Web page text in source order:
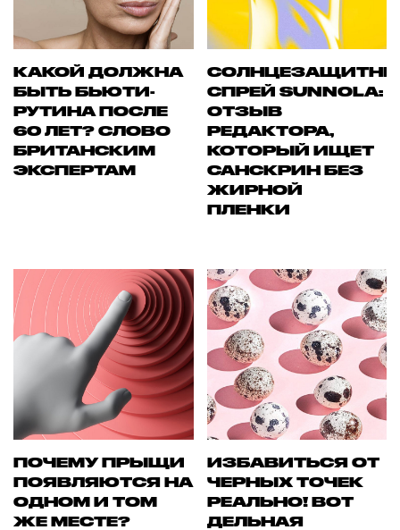
КАКОЙ ДОЛЖНА
БЫТЬ БЬЮТИ-
РУТИНА ПОСЛЕ
60 ЛЕТ? СЛОВО
БРИТАНСКИМ
ЭКСПЕРТАМ
СПРЕЙ SUNNOLA:
ОТЗЫВ
РЕДАКТОРА,
КОТОРЫЙ ИЩЕТ
САНСКРИН БЕЗ
ЖИРНОЙ
ПЛЕНКИ
ПОЧЕМУ ПРЫЩИ
ПОЯВЛЯЮТСЯ НА
ОДНОМ И ТОМ
ЖЕ МЕСТЕ?
ИЗБАВИТЬСЯ ОТ
ЧЕРНЫХ ТОЧЕК
РЕАЛЬНО! ВОТ
ДЕЛЬНАЯ